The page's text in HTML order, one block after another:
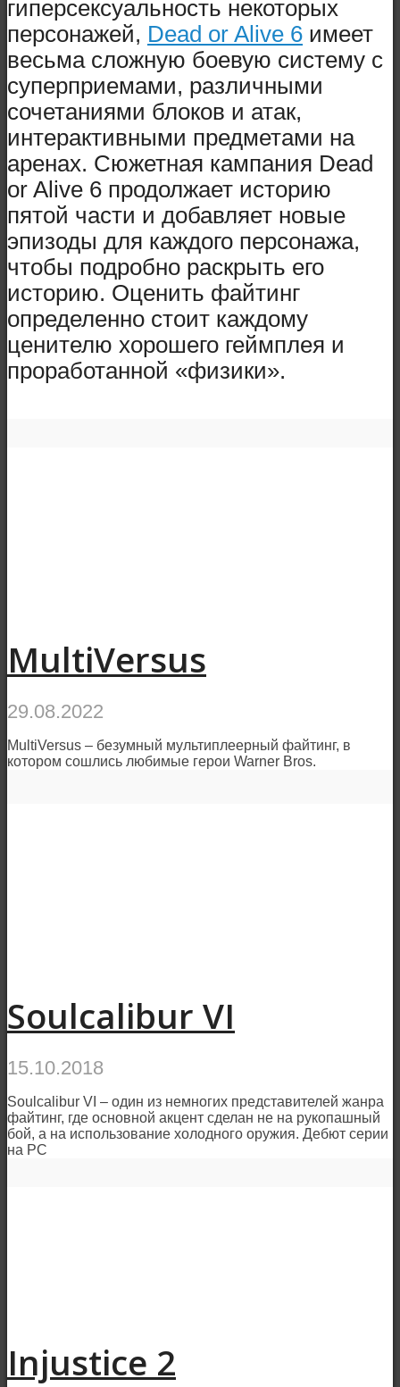
гиперсексуальность некоторых
персонажей, Dead or Alive 6 имеет
весьма сложную боевую систему с
суперприемами, различными
сочетаниями блоков и атак,
интерактивными предметами на
аренах. Сюжетная кампания Dead
or Alive 6 продолжает историю
пятой части и добавляет новые
эпизоды для каждого персонажа,
чтобы подробно раскрыть его
историю. Оценить файтинг
определенно стоит каждому
ценителю хорошего геймплея и
проработанной «физики».
MultiVersus
29.08.2022
MultiVersus – безумный мультиплеерный файтинг, в
котором сошлись любимые герои Warner Bros.
Soulcalibur VI
15.10.2018
Soulcalibur VI – один из немногих представителей жанра
файтинг, где основной акцент сделан не на рукопашный
бой, а на использование холодного оружия. Дебют серии
на РC
Injustice 2